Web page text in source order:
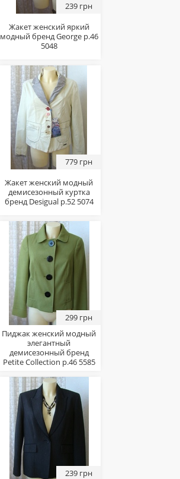
239 грн
Жакет женский яркий
модный бренд George р.46
5048
779 грн
Жакет женский модный
демисезонный куртка
бренд Desigual р.52 5074
299 грн
Пиджак женский модный
элегантный
демисезонный бренд
Petite Collection р.46 5585
239 грн